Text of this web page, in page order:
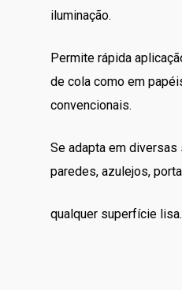
iluminação.
Permite rápida
de cola como em
convencionais.
Se adapta em
paredes, azulejos,
qualquer superfície lisa.